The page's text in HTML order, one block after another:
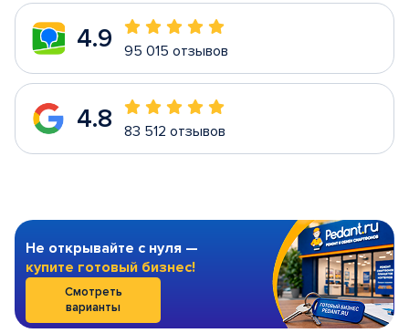
4.9 95 015 отзывов
4.8 83 512 отзывов
Не открывайте с нуля —
купите готовый бизнес!
Смотреть
варианты